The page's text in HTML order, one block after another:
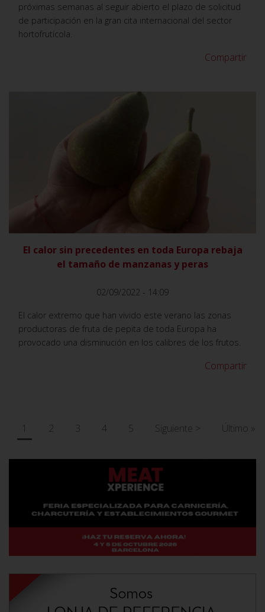
próximas semanas al seguir abierto el plazo de solicitud
de participación en la gran cita internacional del sector
hortofrutícola.
Compartir
El calor sin precedentes en toda Europa rebaja
el tamaño de manzanas y peras
02/09/2022 - 14:09
El calor extremo que han vivido este verano las zonas
productoras de fruta de pepita de toda Europa ha
provocado una disminución en los calibres de los frutos.
Compartir
Paginación
Página
actual
1 Página
2 Página
3 Página
4 Página
5
Siguiente
Siguiente >
Última
Último »